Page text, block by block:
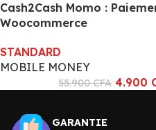
Cash2Cash Momo :
Woocommerce
STANDARD
MOBILE MONEY
55.900CFA 4.900
GARANTIE